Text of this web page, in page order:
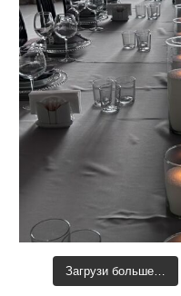
Загрузи больше…